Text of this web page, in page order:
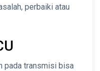
perbaiki atau
pada transmisi bisa